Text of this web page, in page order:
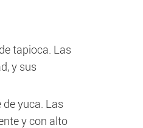
tapioca. Las
y sus
yuca. Las
y con alto